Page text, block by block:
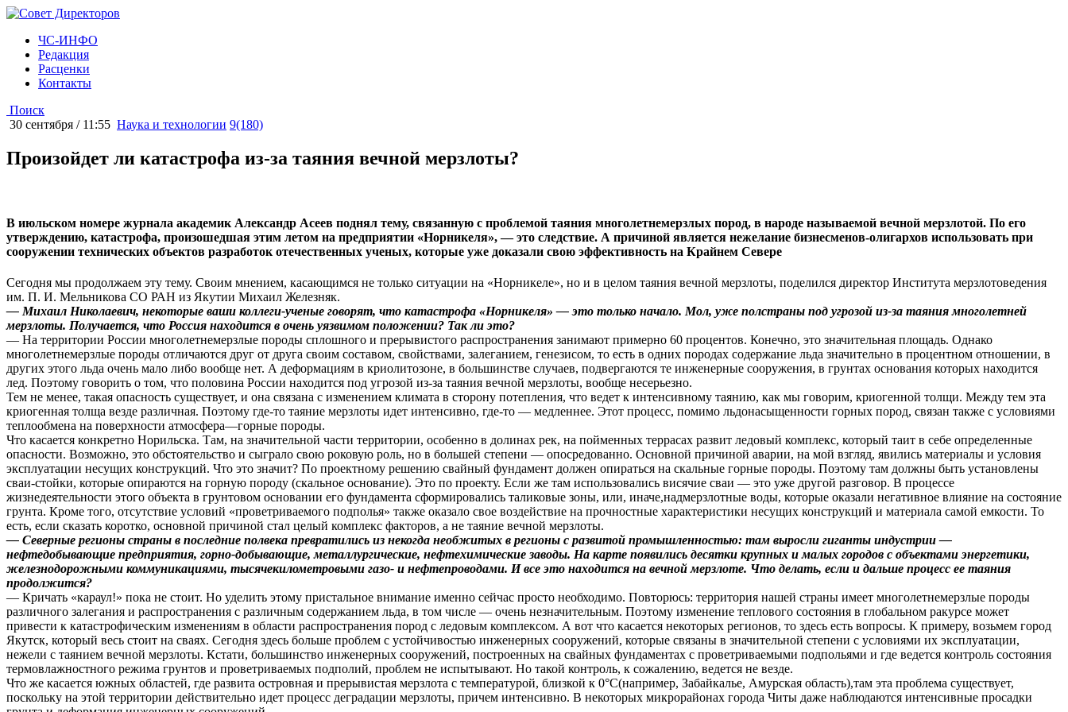
ЧС-ИНФО
Редакция
Расценки
Контакты
Поиск
30 сентября / 11:55 Наука и технологии 9(180)
Произойдет ли катастрофа из-за таяния вечной мерзлоты?
В июльском номере журнала академик Александр Асеев поднял тему, связанную с проблемой таяния многолетнемерзлых пород, в народе называемой вечной мерзлотой. По его
утверждению, катастрофа, произошедшая этим летом на предприятии «Норникеля», — это следствие. А причиной является нежелание бизнесменов-олигархов использовать при
сооружении технических объектов разработок отечественных ученых, которые уже доказали свою эффективность на Крайнем Севере
Сегодня мы продолжаем эту тему. Своим мнением, касающимся не только ситуации на «Норникеле», но и в целом таяния вечной мерзлоты, поделился директор Института мерзлотоведения
им. П. И. Мельникова СО РАН из Якутии Михаил Железняк.
— Михаил Николаевич, некоторые ваши коллеги-ученые говорят, что катастрофа «Норникеля» — это только начало. Мол, уже полстраны под угрозой из-за таяния многолетней
мерзлоты. Получается, что Россия находится в очень уязвимом положении? Так ли это?
— На территории России многолетнемерзлые породы сплошного и прерывистого распространения занимают примерно 60 процентов. Конечно, это значительная площадь. Однако
многолетнемерзлые породы отличаются друг от друга своим составом, свойствами, залеганием, генезисом, то есть в одних породах содержание льда значительно в процентном отношении, в
других этого льда очень мало либо вообще нет. А деформациям в криолитозоне, в большинстве случаев, подвергаются те инженерные сооружения, в грунтах основания которых находится
лед. Поэтому говорить о том, что половина России находится под угрозой из-за таяния вечной мерзлоты, вообще несерьезно.
Тем не менее, такая опасность существует, и она связана с изменением климата в сторону потепления, что ведет к интенсивному таянию, как мы говорим, криогенной толщи. Между тем эта
криогенная толща везде различная. Поэтому где-то таяние мерзлоты идет интенсивно, где-то — медленнее. Этот процесс, помимо льдонасыщенности горных пород, связан также с условиями
теплообмена на поверхности атмосфера—горные породы.
Что касается конкретно Норильска. Там, на значительной части территории, особенно в долинах рек, на пойменных террасах развит ледовый комплекс, который таит в себе определенные
опасности. Возможно, это обстоятельство и сыграло свою роковую роль, но в большей степени — опосредованно. Основной причиной аварии, на мой взгляд, явились материалы и условия
эксплуатации несущих конструкций. Что это значит? По проектному решению свайный фундамент должен опираться на скальные горные породы. Поэтому там должны быть установлены
сваи-стойки, которые опираются на горную породу (скальное основание). Это по проекту. Если же там использовались висячие сваи — это уже другой разговор. В процессе
жизнедеятельности этого объекта в грунтовом основании его фундамента сформировались таликовые зоны, или, иначе,надмерзлотные воды, которые оказали негативное влияние на состояние
грунта. Кроме того, отсутствие условий «проветриваемого подполья» также оказало свое воздействие на прочностные характеристики несущих конструкций и материала самой емкости. То
есть, если сказать коротко, основной причиной стал целый комплекс факторов, а не таяние вечной мерзлоты.
— Северные регионы страны в последние полвека превратились из некогда необжитых в регионы с развитой промышленностью: там выросли гиганты индустрии —
нефтедобывающие предприятия, горно-добывающие, металлургические, нефтехимические заводы. На карте появились десятки крупных и малых городов с объектами энергетики,
железнодорожными коммуникациями, тысячекилометровыми газо- и нефтепроводами. И все это находится на вечной мерзлоте. Что делать, если и дальше процесс ее таяния
продолжится?
— Кричать «караул!» пока не стоит. Но уделить этому пристальное внимание именно сейчас просто необходимо. Повторюсь: территория нашей страны имеет многолетнемерзлые породы
различного залегания и распространения с различным содержанием льда, в том числе — очень незначительным. Поэтому изменение теплового состояния в глобальном ракурсе может
привести к катастрофическим изменениям в области распространения пород с ледовым комплексом. А вот что касается некоторых регионов, то здесь есть вопросы. К примеру, возьмем город
Якутск, который весь стоит на сваях. Сегодня здесь больше проблем с устойчивостью инженерных сооружений, которые связаны в значительной степени с условиями их эксплуатации,
нежели с таянием вечной мерзлоты. Кстати, большинство инженерных сооружений, построенных на свайных фундаментах с проветриваемыми подпольями и где ведется контроль состояния
термовлажностного режима грунтов и проветриваемых подполий, проблем не испытывают. Но такой контроль, к сожалению, ведется не везде.
Что же касается южных областей, где развита островная и прерывистая мерзлота с температурой, близкой к 0°С(например, Забайкалье, Амурская область),там эта проблема существует,
поскольку на этой территории действительно идет процесс деградации мерзлоты, причем интенсивно. В некоторых микрорайонах города Читы даже наблюдаются интенсивные просадки